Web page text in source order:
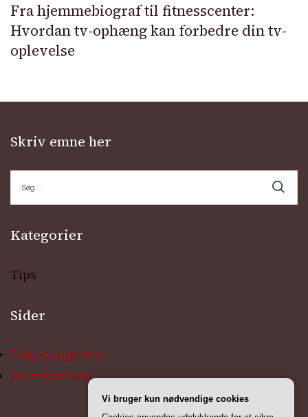
Fra hjemmebiograf til fitnesscenter:
Hvordan tv-ophæng kan forbedre din tv-
oplevelse
Skriv emne her
efter:
Kategorier
Tips
Sider
Folkedesign info
Privatlivspolitik
Vi bruger kun nødvendige cookies